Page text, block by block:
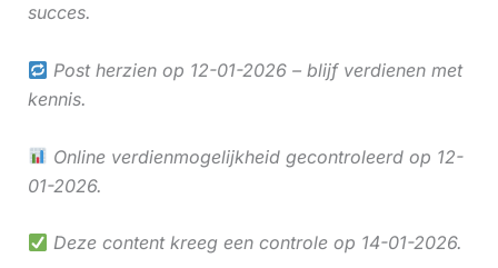
succes.
Post herzien op 12-01-2026 – blijf verdienen met
kennis.
Online verdienmogelijkheid gecontroleerd op 12-
01-2026.
Deze content kreeg een controle op 14-01-2026.